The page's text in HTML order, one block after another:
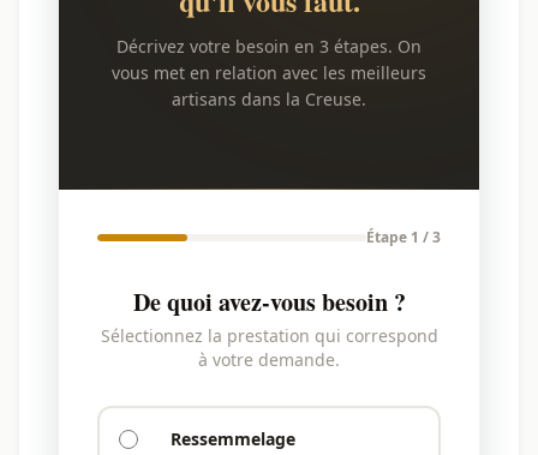
Décrivez votre besoin en 3 étapes. On
vous met en relation avec les meilleurs
artisans dans la Creuse.
Étape 1 / 3
De quoi avez-vous besoin ?
Sélectionnez la prestation qui correspond
à votre demande.
Ressemmelage